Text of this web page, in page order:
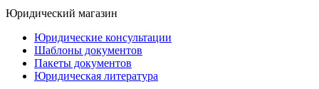
Юридический магазин
Юридические консультации
Шаблоны документов
Пакеты документов
Юридическая литература